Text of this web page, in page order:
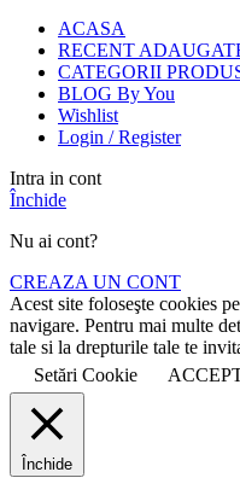
ACASA
RECENT
CATEGORII
BLOG By You
Wishlist
Login / Register
Intra in cont
Închide
Nu ai cont?
CREAZA UN CONT
Acest site foloseşte cookies
navigare. Pentru mai multe
tale si la drepturile tale te
Setări Cookie
Închide